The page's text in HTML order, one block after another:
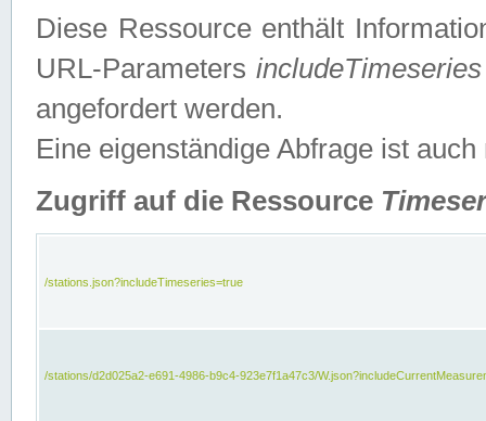
Diese Ressource enthält
URL-ParametersincludeTimeseries
angefordert werden.
Eine eigenständige Abfrage ist auch
Zugriff auf die Ressource
/stations.json?includeTimeseries=true
/stations/d2d025a2-e691-4986-b9c4-923e7f1a47c3/